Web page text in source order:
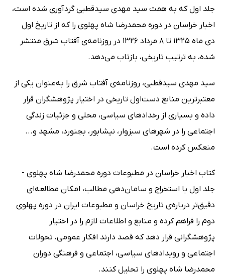
جلد اول که به همت سید مهدی سیدقطبی گردآوری شده است،
اخبار خراسان در دوره محمدرضا شاه پهلوی را که از تاریخ اول
دی ماه 1325 تا 8 مرداد 1326 در روزنامه‌ی آفتاب شرق منتشر
شده، به ترتیب تاریخی، بازتاب می‌دهد.
سید مهدی سیدقطبی، روزنامه‌ی آفتاب شرق را به‌عنوان یکی از
معتبرترین منابع دست‌اول تاریخی در اختیار پژوهشگران قرار
داده و بسیاری از رخدادهای سیاسی، محلی و جزئیات زندگی
اجتماعی را در شهرهای سبزوار، نیشابور، بجنورد، مشهد و...
منعکس کرده است.
کتاب اخبار خراسان در مطبوعات دوره محمدرضا شاه پهلوی -
جلد اول با استخراج و سامان‌دهی مطالب، امکان مطالعه‌ای
دقیق‌تر درباره‌ی تاریخ خراسان و مطبوعات ایران در دوره پهلوی
دوم را فراهم کرده و منابع و اطلاعات لازم را در اختیار
پژوهشگرانی قرار دهد که قصد دارند افکار عمومی، تحولات
اجتماعی و رویدادهای سیاسی، اجتماعی و فرهنگی دوران
محمدرضا شاه پهلوی را تحلیل کنند.